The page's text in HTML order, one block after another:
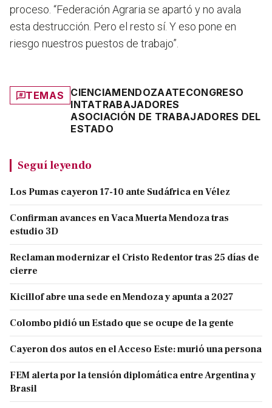
proceso. “Federación Agraria se apartó y no avala
esta destrucción. Pero el resto sí. Y eso pone en
riesgo nuestros puestos de trabajo”.
TEMAS CIENCIAMENDOZAATECONGRESO
INTATRABAJADORES
ASOCIACIÓN DE TRABAJADORES DEL
ESTADO
Seguí leyendo
Los Pumas cayeron 17-10 ante Sudáfrica en Vélez
Confirman avances en Vaca Muerta Mendoza tras
estudio 3D
Reclaman modernizar el Cristo Redentor tras 25 días de
cierre
Kicillof abre una sede en Mendoza y apunta a 2027
Colombo pidió un Estado que se ocupe de la gente
Cayeron dos autos en el Acceso Este: murió una persona
FEM alerta por la tensión diplomática entre Argentina y
Brasil